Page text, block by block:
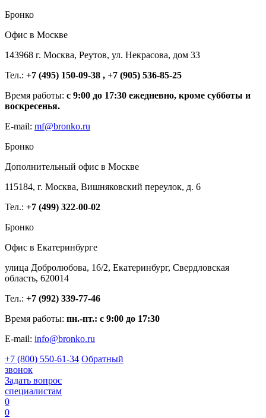
Бронко
Офис в Москве
143968 г. Москва, Реутов, ул. Некрасова, дом 33
Тел.: +7 (495) 150-09-38 , +7 (905) 536-85-25
Время работы: с 9:00 до 17:30 ежедневно, кроме субботы и
воскресенья.
E-mail: mf@bronko.ru
Бронко
Дополнительный офис в Москве
115184, г. Москва, Вишняковский переулок, д. 6
Тел.: +7 (499) 322-00-02
Бронко
Офис в Екатеринбурге
улица Добролюбова, 16/2, Екатеринбург, Свердловская
область, 620014
Тел.: +7 (992) 339-77-46
Время работы: пн.-пт.: с 9:00 до 17:30
E-mail: info@bronko.ru
+7 (800) 550-61-34 Обратный
звонок
Задать вопрос
специалистам
0
0